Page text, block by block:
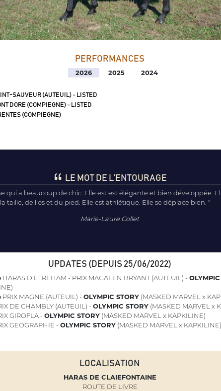
PERFORMANCES
2026 2025 2024
SAUVEUR (AUTEUIL) - LISTED
DORE (COMPIEGNE) - LISTED
(COMPIEGNE)
LE MOT DE L’ENTOURAGE
qui a beaucoup de chic. Elle est est élégante et bien développée.
taille, de l’os et du pied. Elle est athlétique. Elle se déplace bien. "
Marie-Laure Collet
UPDATES (DEPUIS 25/06/2022)
HARAS D'ETREHAM - PRIX MAGALEN BRYANT (AUTEUIL) -
PRIX MAGNE (AUTEUIL) - OLYMPIC STORY(MASKED MARVEL x
DE CHAMBLY (AUTEUIL) - OLYMPIC STORY(MASKED MARVEL x
GIROFLA - OLYMPIC STORY(MASKED MARVEL x KAPKILINE)
GEOGRAPHIE - OLYMPIC STORY(MASKED MARVEL x KAPKILINE)
LOCALISATION
HARAS DE CLAIEFONTAINE
ROUTE DE LIVRE